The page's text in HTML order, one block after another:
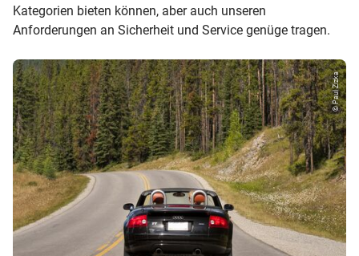
Kategorien bieten können, aber auch unseren
Anforderungen an Sicherheit und Service genüge tragen.
© Paul Zizka